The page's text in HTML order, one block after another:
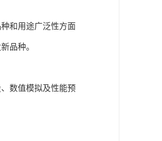
和用途广泛性方面
品种。
数值模拟及性能预